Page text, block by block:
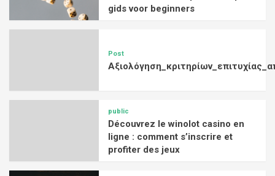
gids voor beginners
Post
public
Découvrez le winolot casino en
ligne : comment s’inscrire et
profiter des jeux